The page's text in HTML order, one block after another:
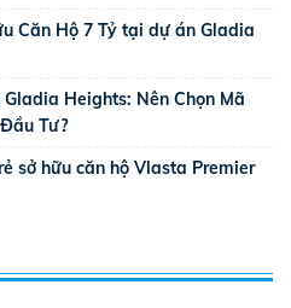
Căn Hộ 7 Tỷ tại dự án Gladia
Heights: Nên Chọn Mã
Tư?
sở hữu căn hộ Vlasta Premier